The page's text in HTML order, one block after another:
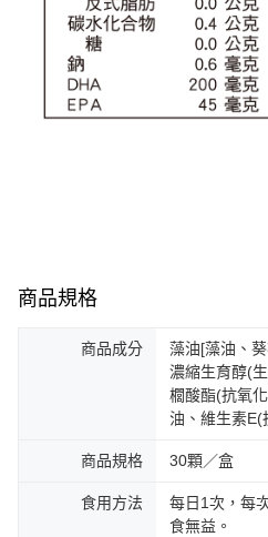
商品規格
商品成分
藻油[藻油、
濃縮生育醇(
櫚酸酯(抗氧
油、維生素E(
商品規格 30顆／盒
食用方法
每日1次，每
食無益。